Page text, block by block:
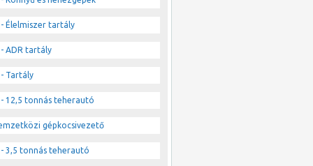
- Élelmiszer tartály
- ADR tartály
- Tartály
- 12,5 tonnás teherautó
gépkocsivezető
- 3,5 tonnás teherautó